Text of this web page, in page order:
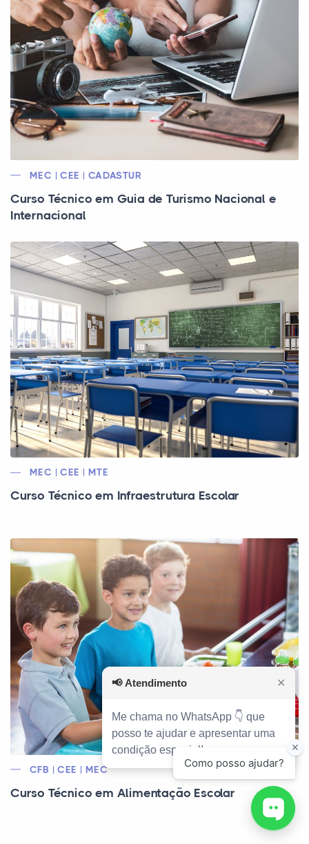
MEC | CEE | CADASTUR
Curso Técnico em Guia de Turismo Nacional e
Internacional
MEC | CEE | MTE
Curso Técnico em Infraestrutura Escolar
CFB | CEE | MEC
Curso Técnico em Alimentação Escolar
📢 Atendimento ✕
Me chama no WhatsApp 👇 que
posso te ajudar e apresentar uma
condição especial!